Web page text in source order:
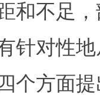
和不足
针对性
个方面